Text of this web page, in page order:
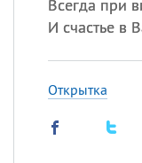
Всегда при
И счастье в
Открытка